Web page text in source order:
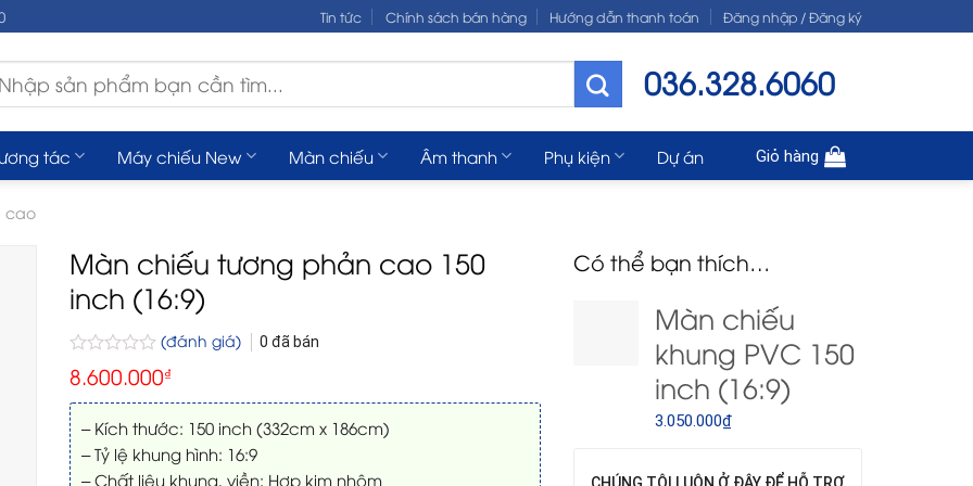
Tin tức Chính sách bán hàng Hướng dẫn thanh toán Đăng nhập / Đăng ký
036.328.6060
tác Máy chiếu New Màn chiếu Âm thanh Phụ kiện Dự án Giỏ hàng
cao
Màn chiếu tương phản cao 150
inch (16:9)
Được
xếp
hạng
0
5
sao
(đánh giá) 0 đã bán
8.600.000₫
– Kích thước: 150 inch (332cm x 186cm)
– Tỷ lệ khung hình: 16:9
– Chất liệu khung, viền: Hợp kim nhôm
Có thể bạn thích…
Màn chiếu
khung PVC 150
inch (16:9)
3.050.000₫
CHÚNG TÔI LUÔN Ở ĐÂY ĐỂ HỖ TRỢ